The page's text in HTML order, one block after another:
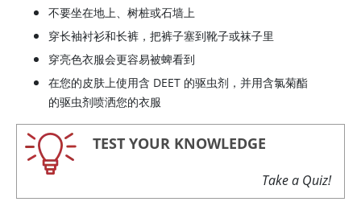
不要坐在地上、树桩或石墙上
穿长袖衬衫和长裤，把裤子塞到靴子或袜子里
穿亮色衣服会更容易被蜱看到
在您的皮肤上使用含 DEET 的驱虫剂，并用含氯菊酯
的驱虫剂喷洒您的衣服
TEST YOUR KNOWLEDGE
Take a Quiz!